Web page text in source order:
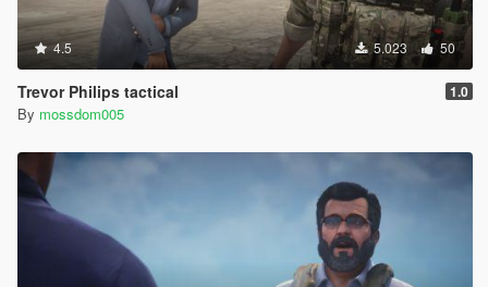
4.5 5.023 50
Trevor Philips tactical 1.0
By mossdom005